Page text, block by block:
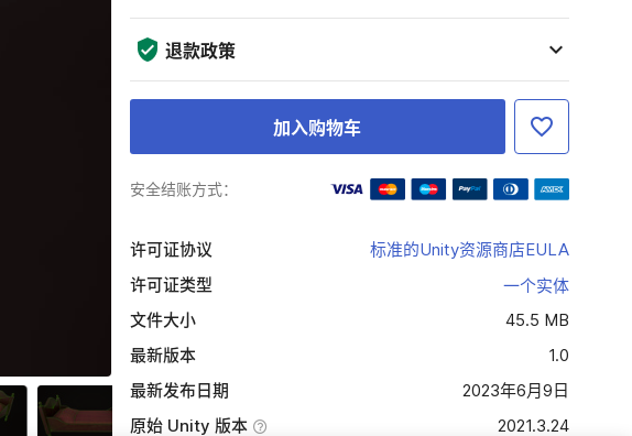
退款政策
加入购物车
安全结账方式：
许可证协议
标准的Unity资源商店EULA
许可证类型
一个实体
文件大小
45.5 MB
最新版本
1.0
最新发布日期
2023年6月9日
原始 Unity 版本
2021.3.24